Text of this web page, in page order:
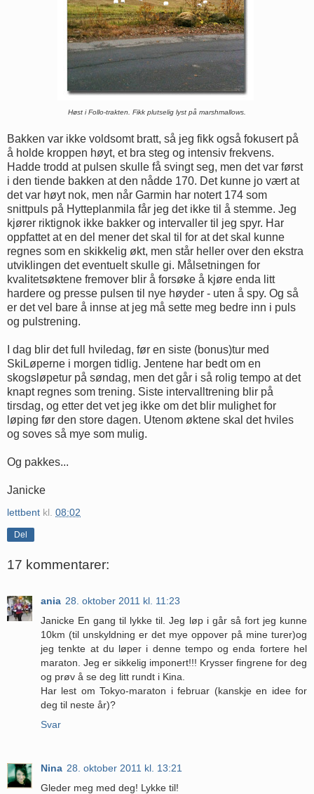
Høst i Follo-trakten. Fikk plutselig lyst på marshmallows.
Bakken var ikke voldsomt bratt, så jeg fikk også fokusert på
å holde kroppen høyt, et bra steg og intensiv frekvens.
Hadde trodd at pulsen skulle få svingt seg, men det var først
i den tiende bakken at den nådde 170. Det kunne jo vært at
det var høyt nok, men når Garmin har notert 174 som
snittpuls på Hytteplanmila får jeg det ikke til å stemme. Jeg
kjører riktignok ikke bakker og intervaller til jeg spyr. Har
oppfattet at en del mener det skal til for at det skal kunne
regnes som en skikkelig økt, men står heller over den ekstra
utviklingen det eventuelt skulle gi. Målsetningen for
kvalitetsøktene fremover blir å forsøke å kjøre enda litt
hardere og presse pulsen til nye høyder - uten å spy. Og så
er det vel bare å innse at jeg må sette meg bedre inn i puls
og pulstrening.
I dag blir det full hviledag, før en siste (bonus)tur med
SkiLøperne i morgen tidlig. Jentene har bedt om en
skogsløpetur på søndag, men det går i så rolig tempo at det
knapt regnes som trening. Siste intervalltrening blir på
tirsdag, og etter det vet jeg ikke om det blir mulighet for
løping før den store dagen. Utenom øktene skal det hviles
og soves så mye som mulig.
Og pakkes...
Janicke
lettbent kl. 08:02
Del
17 kommentarer:
ania 28. oktober 2011 kl. 11:23
Janicke En gang til lykke til. Jeg løp i går så fort jeg kunne
10km (til unskyldning er det mye oppover på mine turer)og
jeg tenkte at du løper i denne tempo og enda fortere hel
maraton. Jeg er sikkelig imponert!!! Krysser fingrene for deg
og prøv å se deg litt rundt i Kina.
Har lest om Tokyo-maraton i februar (kanskje en idee for
deg til neste år)?
Svar
Nina 28. oktober 2011 kl. 13:21
Gleder meg med deg! Lykke til!